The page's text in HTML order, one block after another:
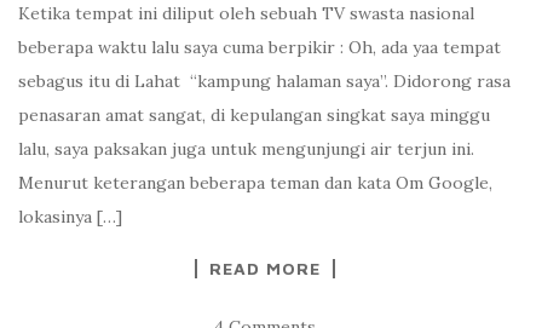
Ketika tempat ini diliput oleh sebuah TV swasta nasional
beberapa waktu lalu saya cuma berpikir : Oh, ada yaa tempat
sebagus itu di Lahat “kampung halaman saya”. Didorong rasa
penasaran amat sangat, di kepulangan singkat saya minggu
lalu, saya paksakan juga untuk mengunjungi air terjun ini.
Menurut keterangan beberapa teman dan kata Om Google,
lokasinya […]
READ MORE